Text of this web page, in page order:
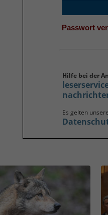
Passwort
Hilfe bei der
Es gelten unsere